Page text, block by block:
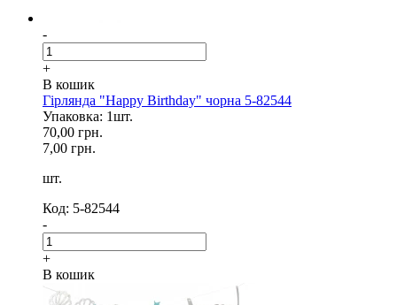
-
+
В кошик
Гірлянда "Happy Birthday" чорна 5-82544
Упаковка: 1шт.
70,00 грн.
7,00 грн.
шт.
Код: 5-82544
-
+
В кошик